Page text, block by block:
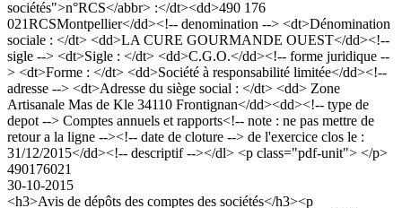
sociétés">n°RCS</abbr> :</dt><dd>490 176
021RCSMontpellier</dd><!-- denomination --> <dt>Dénomination
sociale : </dt> <dd>LA CURE GOURMANDE OUEST</dd><!--
sigle --> <dt>Sigle : </dt> <dd>C.G.O.</dd><!-- forme juridique --
> <dt>Forme : </dt> <dd>Société à responsabilité limitée</dd><!--
adresse --> <dt>Adresse du siège social : </dt> <dd> Zone
Artisanale Mas de Kle 34110 Frontignan</dd><dd><!-- type de
depot --> Comptes annuels et rapports<!-- note : ne pas mettre de
retour a la ligne --><!-- date de cloture --> de l'exercice clos le :
31/12/2015</dd><!-- descriptif --></dl> <p class="pdf-unit"> </p>
490176021
30-10-2015
<h3>Avis de dépôts des comptes des sociétés</h3><p